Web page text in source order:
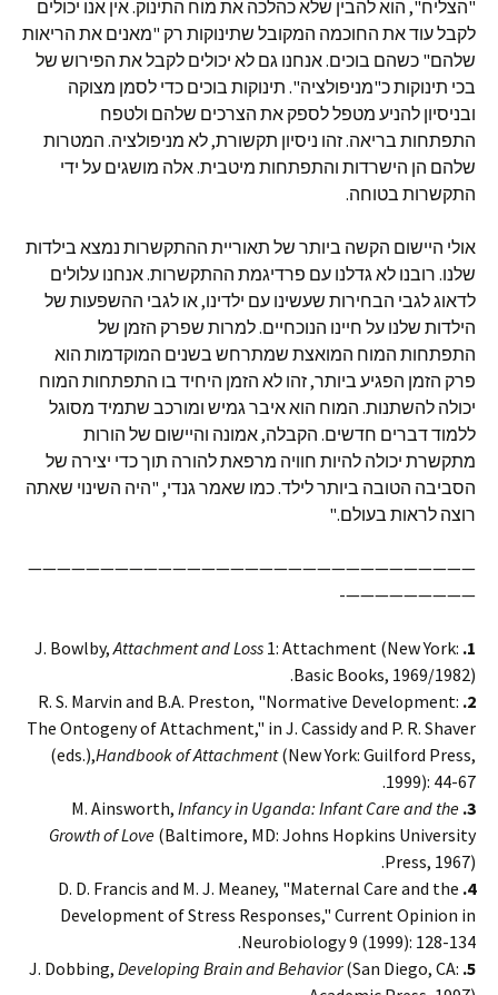
"הצליח", הוא להבין שלא כהלכה את מוח התינוק. אין אנו יכולים
לקבל עוד את החוכמה המקובל שתינוקות רק "מאנים את הריאות
שלהם" כשהם בוכים. אנחנו גם לא יכולים לקבל את הפירוש של
בכי תינוקות כ"מניפולציה". תינוקות בוכים כדי לסמן מצוקה
ובניסיון להניע מטפל לספק את הצרכים שלהם ולטפח
התפתחות בריאה. זהו ניסיון תקשורת, לא מניפולציה. המטרות
שלהם הן הישרדות והתפתחות מיטבית. אלה מושגים על ידי
התקשרות בטוחה.
אולי היישום הקשה ביותר של תאוריית ההתקשרות נמצא בילדות
שלנו. רובנו לא גדלנו עם פרדיגמת ההתקשרות. אנחנו עלולים
לדאוג לגבי הבחירות שעשינו עם ילדינו, או לגבי ההשפעות של
הילדות שלנו על חיינו הנוכחיים. למרות שפרק הזמן של
התפתחות המוח המואצת שמתרחש בשנים המוקדמות הוא
פרק הזמן הפגיע ביותר, זהו לא הזמן היחיד בו התפתחות המוח
יכולה להשתנות. המוח הוא איבר גמיש ומורכב שתמיד מסוגל
ללמוד דברים חדשים. הקבלה, אמונה והיישום של הורות
מתקשרת יכולה להיות חוויה מרפאת להורה תוך כדי יצירה של
הסביבה הטובה ביותר לילד. כמו שאמר גנדי, "היה השינוי שאתה
רוצה לראות בעולם."
———————————————————————————————
—————————-
1.
Attachment and Loss 1: Attachment (New York:
Basic Books, 1969/1982).
2.
R. S. Marvin and B.A. Preston, "Normative Development:
The Ontogeny of Attachment," in J. Cassidy and P. R. Shaver
(eds.),Handbook of Attachment(New York: Guilford Press,
1999): 44-67.
3.
Infancy in Uganda: Infant Care and the
Growth of Love (Baltimore, MD: Johns Hopkins University
Press, 1967).
4.
D. D. Francis and M. J. Meaney, "Maternal Care and the
Development of Stress Responses," Current Opinion in
Neurobiology 9 (1999): 128-134.
5.
Developing Brain and Behavior(San Diego, CA: